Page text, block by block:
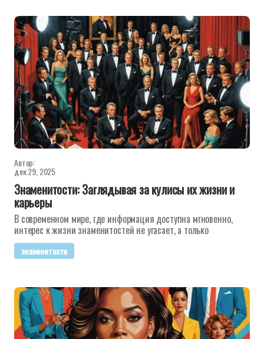
Автор:
дек 29, 2025
Знаменитости: Заглядывая за кулисы их жизни и
карьеры
В современном мире, где информация доступна мгновенно,
интерес к жизни знаменитостей не угасает, а только
знаменитости